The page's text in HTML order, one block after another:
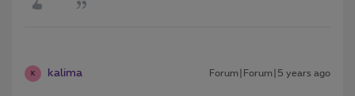
K kalima Forum|Forum|5 years ago